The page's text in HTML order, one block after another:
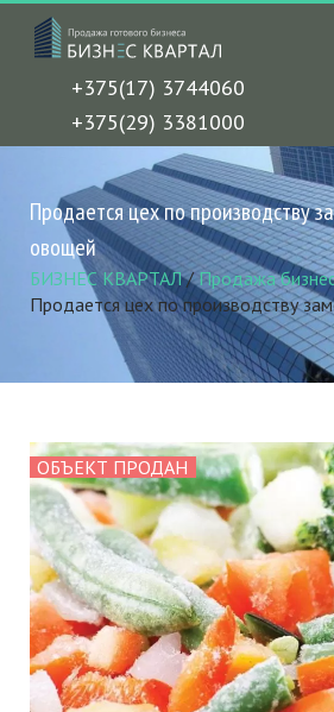
+375(17) 3744060
+375(29) 3381000
Продается цех по производству
овощей
БИЗНЕС КВАРТАЛ/Продажа
Продается цех по производству
ОБЪЕКТ ПРОДАН